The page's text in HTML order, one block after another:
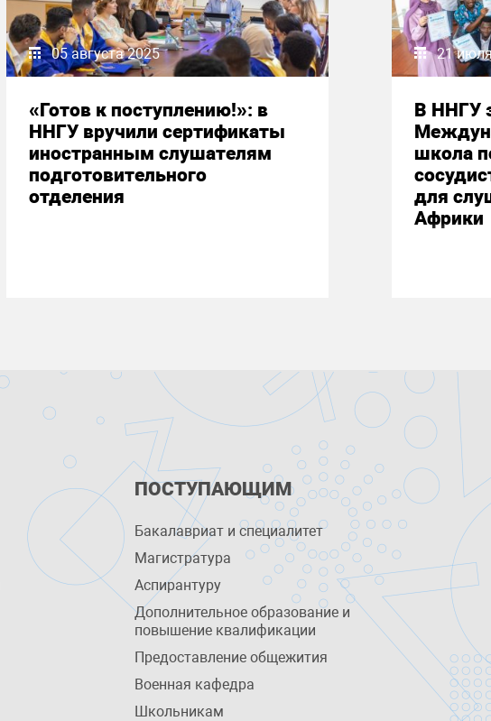
05 августа 2025
«Готов к поступлению!»: в
ННГУ вручили сертификаты
иностранным слушателям
подготовительного
отделения
21
В ННГУ
школа
для
Африки
ПОСТУПАЮЩИМ
Бакалавриат и специалитет
Магистратура
Аспирантуру
Дополнительное образование и
повышение квалификации
Предоставление общежития
Военная кафедра
Школьникам